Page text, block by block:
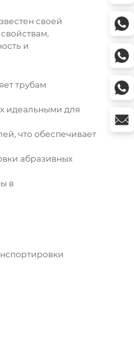
своей
и
трубам
идеальными для
что обеспечивает
абразивных
в